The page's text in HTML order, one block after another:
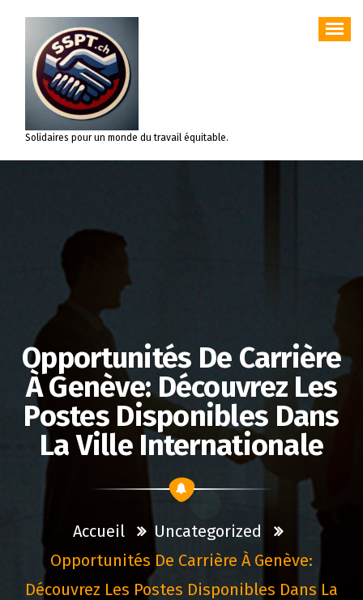
contenu
Solidaires pour un monde du travail équitable.
Opportunités De Carrière
À Genève: Découvrez Les
Postes Disponibles Dans
La Ville Internationale
Accueil
Uncategorized
Opportunités De Carrière À Genève:
Découvrez Les Postes Disponibles Dans La